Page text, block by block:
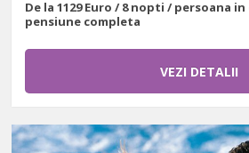
De la 1129 Euro / 8 nopti / persoana
pensiune completa
VEZI DETALII